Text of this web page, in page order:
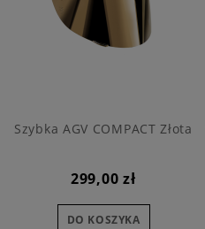
Szybka AGV COMPACT Złota
299,00 zł
DO KOSZYKA